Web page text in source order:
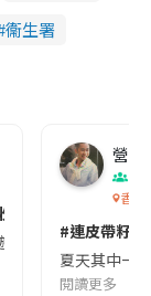
衞生署
😱出發前切記檢查
的民眾，近期要
營養
香港
#連皮帶籽
夏天其中一
閱讀更多